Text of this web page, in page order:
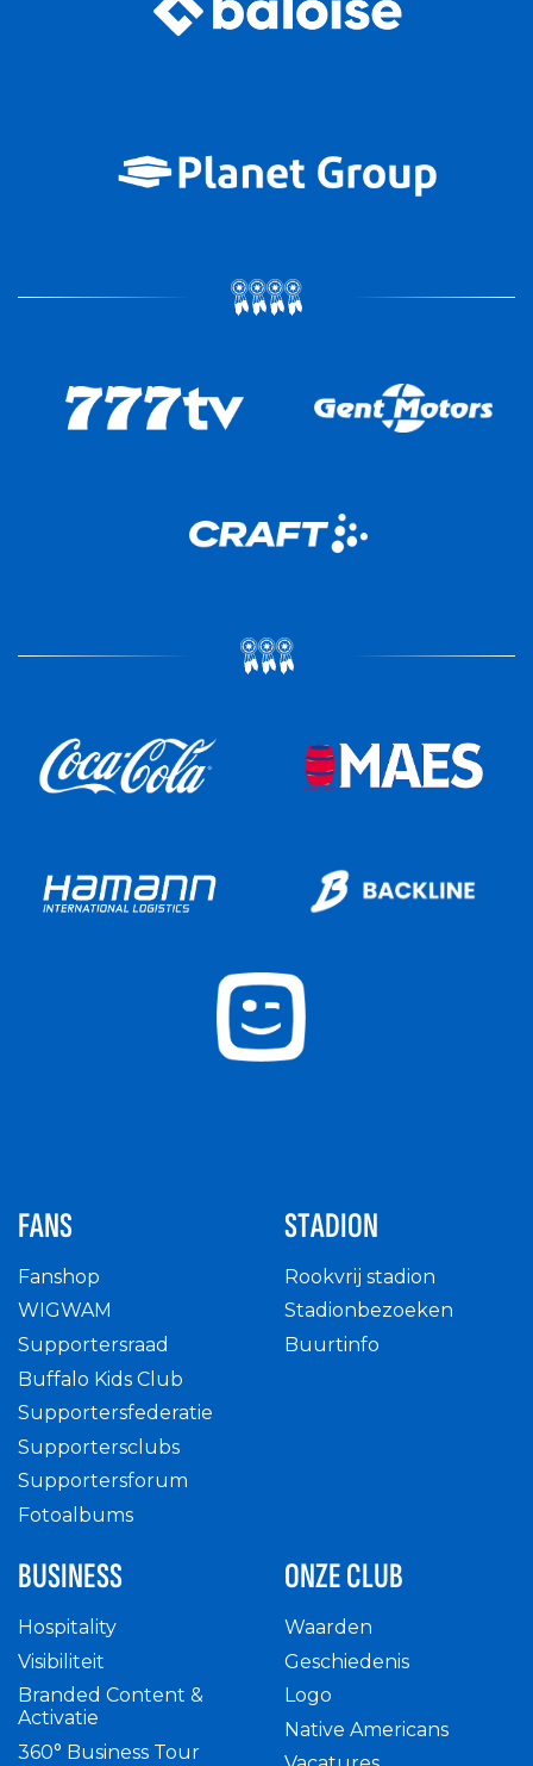
FANS
Fanshop
WIGWAM
Supportersraad
Buffalo Kids Club
Supportersfederatie
Supportersclubs
Supportersforum
Fotoalbums
STADION
Rookvrij stadion
Stadionbezoeken
Buurtinfo
BUSINESS
Hospitality
Visibiliteit
Branded Content &
Activatie
360° Business Tour
ONZE CLUB
Waarden
Geschiedenis
Logo
Native Americans